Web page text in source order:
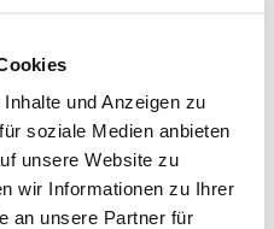
und Anzeigen zu
soziale Medien anbieten
unsere Website zu
wir Informationen zu Ihrer
an unsere Partner für
90.00 €
Inkl. MwSt.
• Auf Lager